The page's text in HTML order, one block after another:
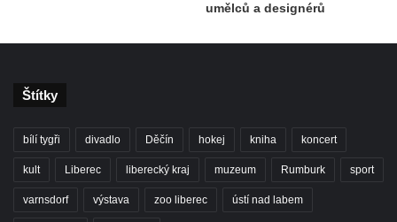
umělců a designérů
Štítky
bílí tygři divadlo Děčín hokej kniha koncert
kult Liberec liberecký kraj muzeum Rumburk sport
varnsdorf výstava zoo liberec ústí nad labem